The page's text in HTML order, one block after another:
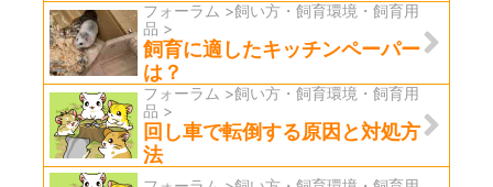
フォーラム >飼い方・飼育環境・飼育用
品 >
飼育に適したキッチンペーパー
は？
フォーラム >飼い方・飼育環境・飼育用
品 >
回し車で転倒する原因と対処方
法